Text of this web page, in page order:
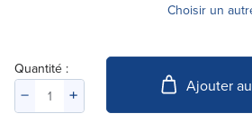
Choisir un
Quantité :
Ajouter